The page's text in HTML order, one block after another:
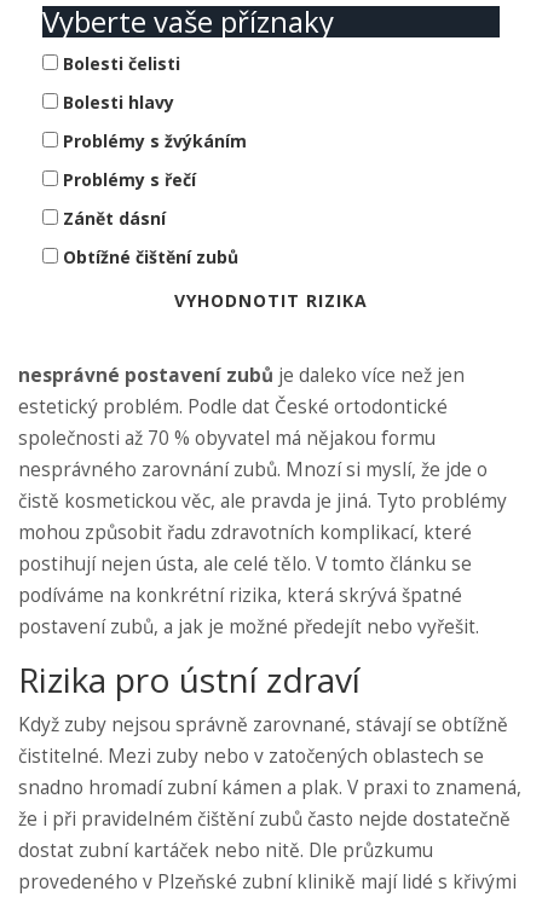
Vyberte vaše příznaky
Bolesti čelisti
Bolesti hlavy
Problémy s žvýkáním
Problémy s řečí
Zánět dásní
Obtížné čištění zubů
VYHODNOTIT RIZIKA
nesprávné postavení zubů je daleko více než jen
estetický problém. Podle dat České ortodontické
společnosti až 70 % obyvatel má nějakou formu
nesprávného zarovnání zubů. Mnozí si myslí, že jde o
čistě kosmetickou věc, ale pravda je jiná. Tyto problémy
mohou způsobit řadu zdravotních komplikací, které
postihují nejen ústa, ale celé tělo. V tomto článku se
podíváme na konkrétní rizika, která skrývá špatné
postavení zubů, a jak je možné předejít nebo vyřešit.
Rizika pro ústní zdraví
Když zuby nejsou správně zarovnané, stávají se obtížně
čistitelné. Mezi zuby nebo v zatočených oblastech se
snadno hromadí zubní kámen a plak. V praxi to znamená,
že i při pravidelném čištění zubů často nejde dostatečně
dostat zubní kartáček nebo nitě. Dle průzkumu
provedeného v Plzeňské zubní klinikě mají lidé s křivými